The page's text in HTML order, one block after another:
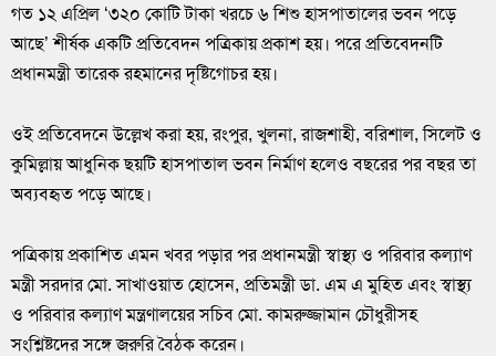
গত ১২ এপ্রিল ‘৩২০ কোটি টাকা খরচে ৬ শিশু হাসপাতালের ভবন পড়ে
আছে’ শীর্ষক একটি প্রতিবেদন পত্রিকায় প্রকাশ হয়। পরে প্রতিবেদনটি
প্রধানমন্ত্রী তারেক রহমানের দৃষ্টিগোচর হয়।
ওই প্রতিবেদনে উল্লেখ করা হয়, রংপুর, খুলনা, রাজশাহী, বরিশাল, সিলেট ও
কুমিল্লায় আধুনিক ছয়টি হাসপাতাল ভবন নির্মাণ হলেও বছরের পর বছর তা
অব্যবহৃত পড়ে আছে।
পত্রিকায় প্রকাশিত এমন খবর পড়ার পর প্রধানমন্ত্রী স্বাস্থ্য ও পরিবার কল্যাণ
মন্ত্রী সরদার মো. সাখাওয়াত হোসেন, প্রতিমন্ত্রী ডা. এম এ মুহিত এবং স্বাস্থ্য
ও পরিবার কল্যাণ মন্ত্রণালয়ের সচিব মো. কামরুজ্জামান চৌধুরীসহ
সংশ্লিষ্টদের সঙ্গে জরুরি বৈঠক করেন।